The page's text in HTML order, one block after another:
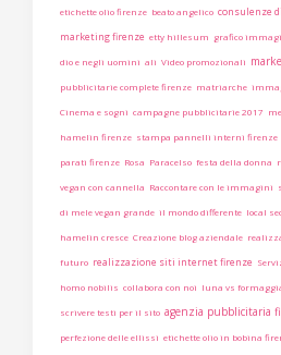
etichette olio firenze beato angelico consulenze
marketing firenze etty hillesum grafico
dio e negli uomini ali Video promozionali
pubblicitarie complete firenze matriarche
Cinema e sogni campagne pubblicitarie 2017
hamelin firenze stampa pannelli interni firenze
parati firenze Rosa Paracelso festa della donna
vegan con cannella Raccontare con le immagini
di mele vegan grande il mondo differente local
hamelin cresce Creazione blog aziendale
futuro realizzazione siti internet firenze
homo nobilis collabora con noi luna vs
scrivere testi per il sito agenzia pubblicitaria
perfezione delle ellissi etichette olio in bobina